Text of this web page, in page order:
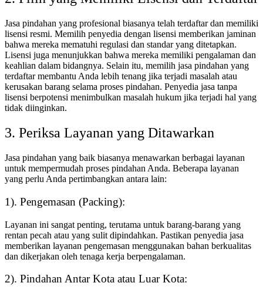
Jasa pindahan yang profesional biasanya telah terdaftar dan memiliki
lisensi resmi. Memilih penyedia dengan lisensi memberikan jaminan
bahwa mereka mematuhi regulasi dan standar yang ditetapkan.
Lisensi juga menunjukkan bahwa mereka memiliki pengalaman dan
keahlian dalam bidangnya. Selain itu, memilih jasa pindahan yang
terdaftar membantu Anda lebih tenang jika terjadi masalah atau
kerusakan barang selama proses pindahan. Penyedia jasa tanpa
lisensi berpotensi menimbulkan masalah hukum jika terjadi hal yang
tidak diinginkan.
3. Periksa Layanan yang Ditawarkan
Jasa pindahan yang baik biasanya menawarkan berbagai layanan
untuk mempermudah proses pindahan Anda. Beberapa layanan
yang perlu Anda pertimbangkan antara lain:
1). Pengemasan (Packing):
Layanan ini sangat penting, terutama untuk barang-barang yang
rentan pecah atau yang sulit dipindahkan. Pastikan penyedia jasa
memberikan layanan pengemasan menggunakan bahan berkualitas
dan dikerjakan oleh tenaga kerja berpengalaman.
2). Pindahan Antar Kota atau Luar Kota: